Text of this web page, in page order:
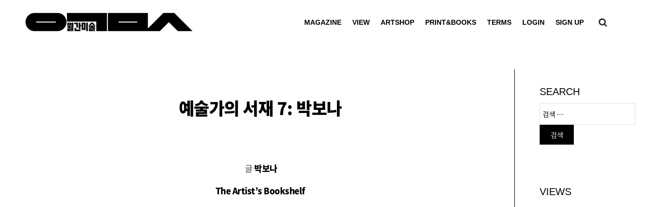
MAGAZINE VIEW ARTSHOP PRINT&BOOKS TERMS LOGIN SIGN UP
예술가의 서재 7: 박보나
글 박보나
The Artist’s Bookshelf
SEARCH
VIEWS